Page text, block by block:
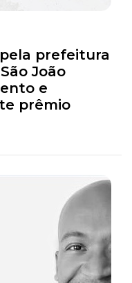
prefeitura
João
e
prêmio